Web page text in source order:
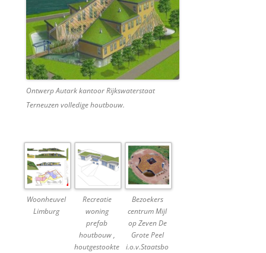
Ontwerp Autark kantoor Rijkswaterstaat
Terneuzen volledige houtbouw.
Woonheuvel
Limburg
Recreatie
woning
prefab
houtbouw ,
houtgestookte
Bezoekers
centrum Mijl
op Zeven De
Grote Peel
i.o.v.Staatsbo